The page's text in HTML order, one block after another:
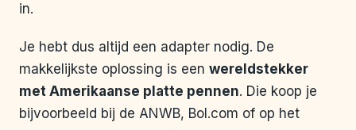
in.
Je hebt dus altijd een adapter nodig. De
makkelijkste oplossing is een wereldstekker
met Amerikaanse platte pennen. Die koop je
bijvoorbeeld bij de ANWB, Bol.com of op het